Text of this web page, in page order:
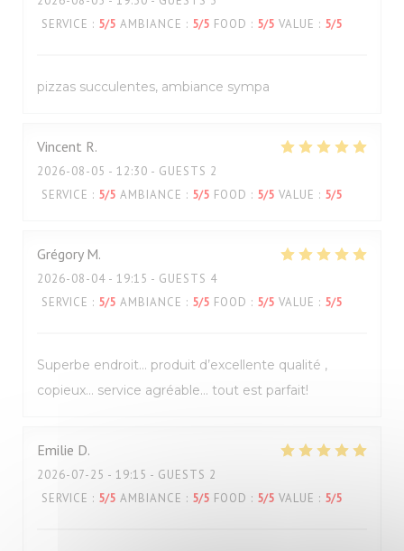
SERVICE : 5/5 AMBIANCE : 5/5 FOOD : 5/5 VALUE : 5/5
pizzas succulentes, ambiance sympa
Vincent R
2026-08-05 - 12:30 - GUESTS 2
SERVICE : 5/5 AMBIANCE : 5/5 FOOD : 5/5 VALUE : 5/5
Grégory M
2026-08-04 - 19:15 - GUESTS 4
SERVICE : 5/5 AMBIANCE : 5/5 FOOD : 5/5 VALUE : 5/5
Superbe endroit… produit d’excellente qualité ,
copieux… service agréable… tout est parfait!
Emilie D
2026-07-25 - 19:15 - GUESTS 2
SERVICE : 5/5 AMBIANCE : 5/5 FOOD : 5/5 VALUE : 5/5